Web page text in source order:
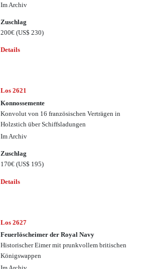
Im Archiv
Zuschlag
200€(US$ 230)
Details
Los 2621
Konnossemente
Konvolut von 16 französischen Verträgen in
Holzstich über Schiffsladungen
Im Archiv
Zuschlag
170€(US$ 195)
Details
Los 2627
Feuerlöscheimer der Royal Navy
Historischer Eimer mit prunkvollem britischen
Königswappen